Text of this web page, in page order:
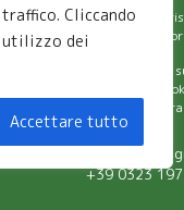
Cliccando
utilizzo dei
Accettare tutto
Cicogna
Seguici
Facebook
2024 © azienda
+39 0323